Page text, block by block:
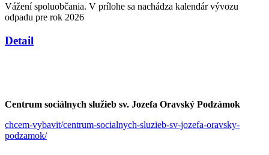
Vážení spoluobčania. V prílohe sa nachádza kalendár vývozu
odpadu pre rok 2026
Detail
Centrum sociálnych služieb sv. Jozefa Oravský Podzámok
chcem-vybavit/centrum-socialnych-sluzieb-sv-jozefa-oravsky-
podzamok/